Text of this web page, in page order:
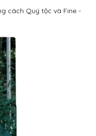
cách Quý tộc và Fine -